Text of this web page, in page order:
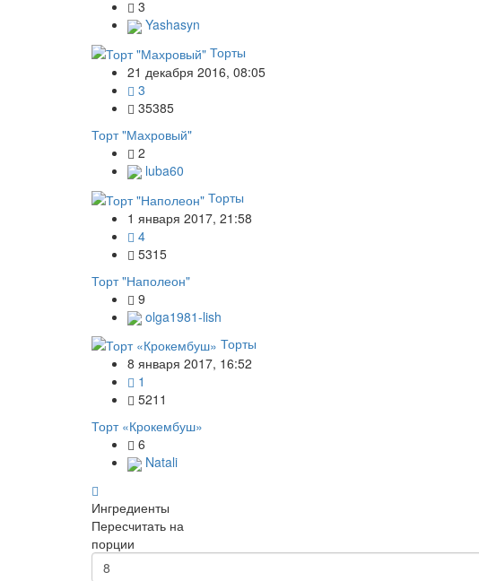
3
Yashasyn
Торты
21 декабря 2016, 08:05
3
35385
Торт "Махровый"
2
luba60
Торты
1 января 2017, 21:58
4
5315
Торт "Наполеон"
9
olga1981-lish
Торты
8 января 2017, 16:52
1
5211
Торт «Крокембуш»
6
Natali
Ингредиенты
Пересчитать на
порции